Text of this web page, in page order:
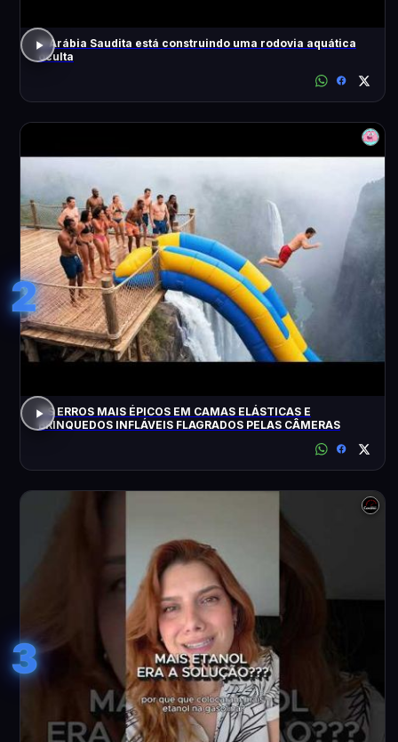
A Arábia Saudita está construindo uma rodovia aquática
oculta
2
OS ERROS MAIS ÉPICOS EM CAMAS ELÁSTICAS E
BRINQUEDOS INFLÁVEIS FLAGRADOS PELAS CÂMERAS
3